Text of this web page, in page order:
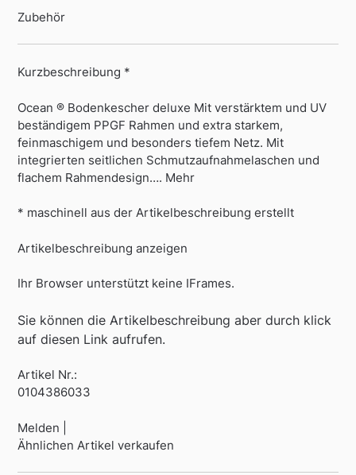
Zubehör
Kurzbeschreibung *
Ocean ® Bodenkescher deluxe Mit verstärktem und UV
beständigem PPGF Rahmen und extra starkem,
feinmaschigem und besonders tiefem Netz. Mit
integrierten seitlichen Schmutzaufnahmelaschen und
flachem Rahmendesign…. Mehr
* maschinell aus der Artikelbeschreibung erstellt
Artikelbeschreibung anzeigen
Ihr Browser unterstützt keine IFrames.
Sie können die Artikelbeschreibung aber durch klick
auf diesen Link aufrufen.
Artikel Nr.:
0104386033
Melden |
Ähnlichen Artikel verkaufen